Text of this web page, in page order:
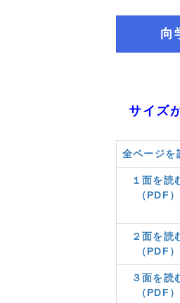
向
サイズ
全ページを
１面を読
（PDF）
２面を読
（PDF）
３面を読
（PDF）